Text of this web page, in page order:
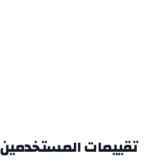
تقييمات المستخدمين